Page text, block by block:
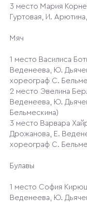
3 место Мария
Гуртовая, И.
Мяч
1 место Василиса
Веденеева, Ю.
хореограф С.
2 место Эвелина
Веденеева, Ю.
Бельмескина)
3 место Варвара
Дрожанова, Е.
хореограф С.
Булавы
1 место София
Веденеева, Ю.